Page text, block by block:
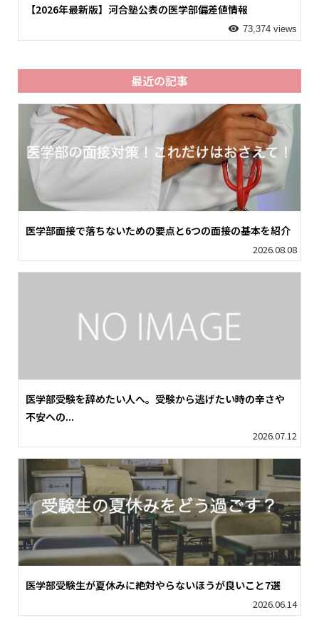
【2026年最新版】河合塾公表の医学部偏差値情報
73,374 views
最近の記事
医学部面接で落ちないための要点と6つの面接の基本を紹介
2026.08.08
医学部受験を辞めたい人へ。受験から逃げたい時の辛さや
不安への...
2026.07.12
医学部受験生が夏休みに絶対やらないほうが良いこと7選
2026.06.14